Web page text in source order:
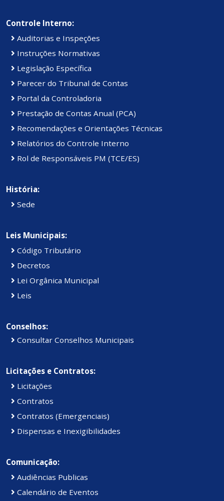
Controle Interno:
Auditorias e Inspeções
Instruções Normativas
Legislação Específica
Parecer do Tribunal de Contas
Portal da Controladoria
Prestação de Contas Anual (PCA)
Recomendações e Orientações Técnicas
Relatórios do Controle Interno
Rol de Responsáveis PM (TCE/ES)
História:
Sede
Leis Municipais:
Código Tributário
Decretos
Lei Orgânica Municipal
Leis
Conselhos:
Consultar Conselhos Municipais
Licitações e Contratos:
Licitações
Contratos
Contratos (Emergenciais)
Dispensas e Inexigibilidades
Comunicação:
Audiências Publicas
Calendário de Eventos